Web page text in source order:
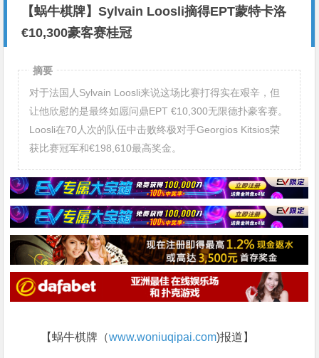
【蜗牛棋牌】Sylvain Loosli摘得EPT蒙特卡洛
€10,300豪客赛桂冠
摘要
对于法国人Sylvain Loosli来说这场比赛打得实在艰辛，但
让他欣慰的是最终如愿问鼎EPT €10,300无限德扑豪客赛。
Loosli在70人次的队伍中击败终极对手Georgios Kitsios荣
获比赛冠军和€198,610最高奖金。
【蜗牛棋牌（www.woniuqipai.com)报道】